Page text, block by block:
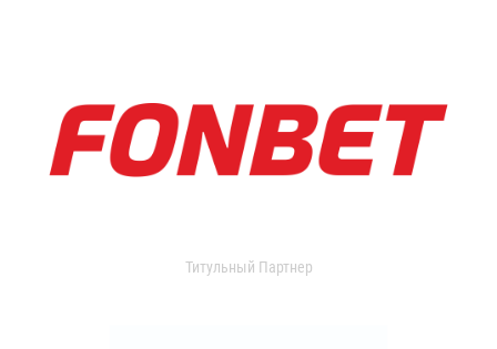
Титульный Партнер